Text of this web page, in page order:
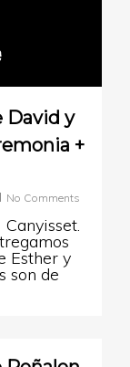
David y
+
No Comments
Esther y
son de